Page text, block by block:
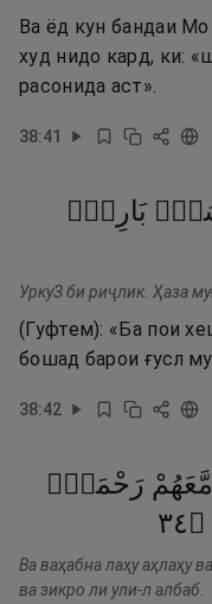
Ва ёд кун бандаи
худ нидо кард, ки:
расонида аст».
38:41
بَارِدٌۭ
УркуЗ би риҷлик. Ҳаза
(Гуфтем): «Ба пои
бошад барои ғусл
38:42
مَّعَهُمْ رَحْمَةًۭ
۝٤٣
Ва ваҳабна лаҳу аҳлаҳу
ва зикро ли ули-л албаб.